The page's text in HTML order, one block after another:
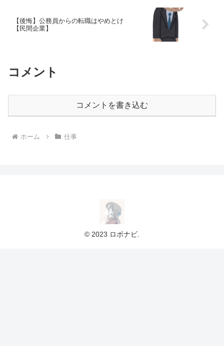
【後悔】公務員からの転職はやめとけ
【民間企業】
コメント
コメントを書き込む
ホーム 仕事
© 2023 ロボナビ.